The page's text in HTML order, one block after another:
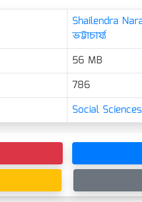
Shailendra
ভট্টাচার্য্য
56 MB
786
Social Sciences